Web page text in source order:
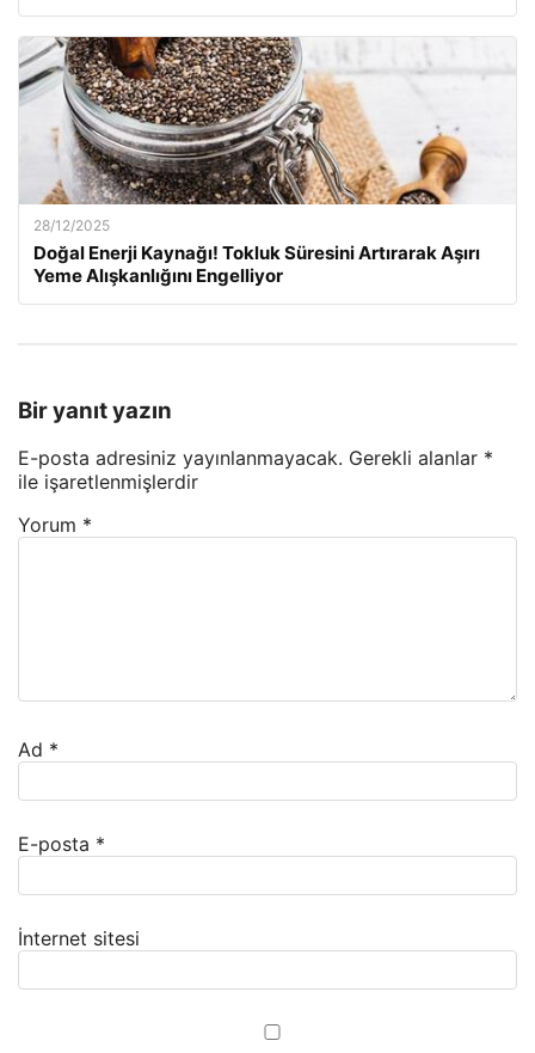
28/12/2025
Doğal Enerji Kaynağı! Tokluk Süresini Artırarak Aşırı
Yeme Alışkanlığını Engelliyor
Bir yanıt yazın
E-posta adresiniz yayınlanmayacak. Gerekli alanlar *
ile işaretlenmişlerdir
Yorum *
Ad *
E-posta *
İnternet sitesi